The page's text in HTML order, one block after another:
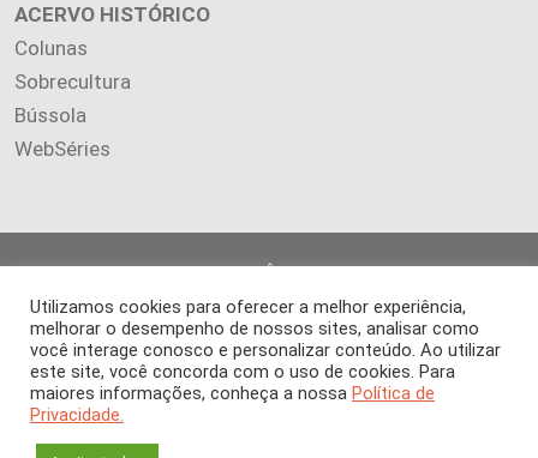
ACERVO HISTÓRICO
Colunas
Sobrecultura
Bússola
WebSéries
reservados.
Os artigos publicados na revista refletem exclusivamente a
opinião de seus autores.
É proibida a reprodução, integral ou parcial, do conteúdo (imagens
e textos) sem prévia autorização.
Utilizamos cookies para oferecer a melhor experiência,
melhorar o desempenho de nossos sites, analisar como
você interage conosco e personalizar conteúdo. Ao utilizar
este site, você concorda com o uso de cookies. Para
maiores informações, conheça a nossa Política de
Privacidade.